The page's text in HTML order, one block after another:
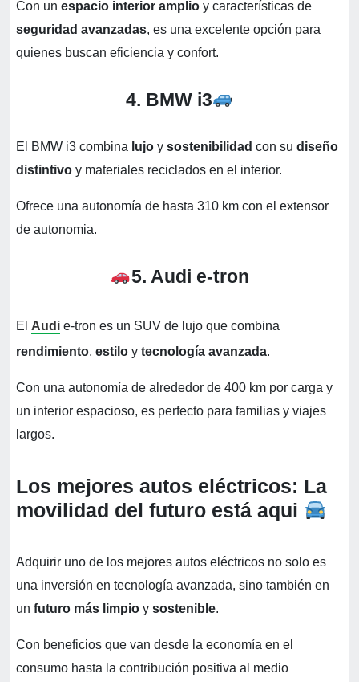
Con un espacio interior amplio y características de
seguridad avanzadas, es una excelente opción para
quienes buscan eficiencia y confort.
4. BMW i3
El BMW i3 combina lujo y sostenibilidad con su diseño
distintivo y materiales reciclados en el interior.
Ofrece una autonomía de hasta 310 km con el extensor
de autonomia.
5. Audi e-tron
El Audi e-tron es un SUV de lujo que combina
rendimiento, estilo y tecnología avanzada.
Con una autonomía de alrededor de 400 km por carga y
un interior espacioso, es perfecto para familias y viajes
largos.
Los mejores autos eléctricos: La
movilidad del futuro está aqui
Adquirir uno de los mejores autos eléctricos no solo es
una inversión en tecnología avanzada, sino también en
un futuro más limpio y sostenible.
Con beneficios que van desde la economía en el
consumo hasta la contribución positiva al medio